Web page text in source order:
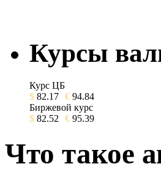
Курсы
Курс ЦБ
$ 82.17 € 94.84
Биржевой курс
$ 82.52 € 95.39
Что такое